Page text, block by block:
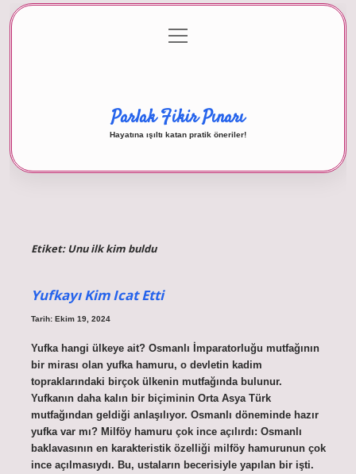
Gizlilik Politikası
menüyü
aç
Parlak Fikir Pınarı
Hayatına ışıltı katan pratik öneriler!
Etiket:Unu ilk kim buldu
Yufkayı Kim Icat Etti
Tarih: Ekim 19, 2024
Yufka hangi ülkeye ait? Osmanlı İmparatorluğu mutfağının
bir mirası olan yufka hamuru, o devletin kadim
topraklarındaki birçok ülkenin mutfağında bulunur.
Yufkanın daha kalın bir biçiminin Orta Asya Türk
mutfağından geldiği anlaşılıyor. Osmanlı döneminde hazır
yufka var mı? Milföy hamuru çok ince açılırdı: Osmanlı
baklavasının en karakteristik özelliği milföy hamurunun çok
ince açılmasıydı. Bu, ustaların becerisiyle yapılan bir işti.